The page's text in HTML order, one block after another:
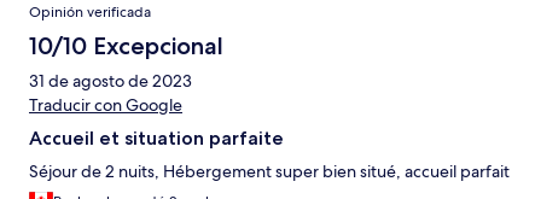
Opinión verificada
10/10 Excepcional
31 de agosto de 2023
Traducir con Google
Accueil et situation parfaite
Séjour de 2 nuits, Hébergement super bien situé, accueil parfait